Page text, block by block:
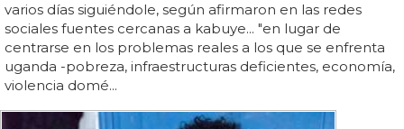
varios días siguiéndole, según afirmaron en las redes
sociales fuentes cercanas a kabuye... "en lugar de
centrarse en los problemas reales a los que se enfrenta
uganda -pobreza, infraestructuras deficientes, economía,
violencia domé...